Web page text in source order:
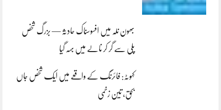
بھون نلہ میں افسوسناک حادثہ — بزرگ شخص
پلی سے گر کر نالے میں بہہ گیا
کہوٹہ: فائرنگ کے واقعے میں ایک شخص جاں
بحق، تین زخمی